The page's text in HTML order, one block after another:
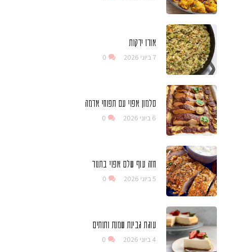
אורז ירקות
7 ביוני 2026 0
סלמון אפוי עם תפוחי אדמה
6 ביוני 2026 0
חזה עוף שלם אפוי בתנור
5 ביוני 2026 0
עוגת גבינת שמנת ותותים
4 ביוני 2026 0